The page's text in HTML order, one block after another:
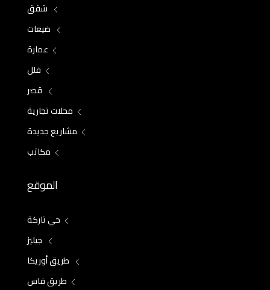
شقق
ضيعات
عمارة
فلل
قصر
محلات تجارية
مشاريع جديدة
مكاتب
الموقع
حي تاركة
جيليز
طريق أوريكا
طريق فاس